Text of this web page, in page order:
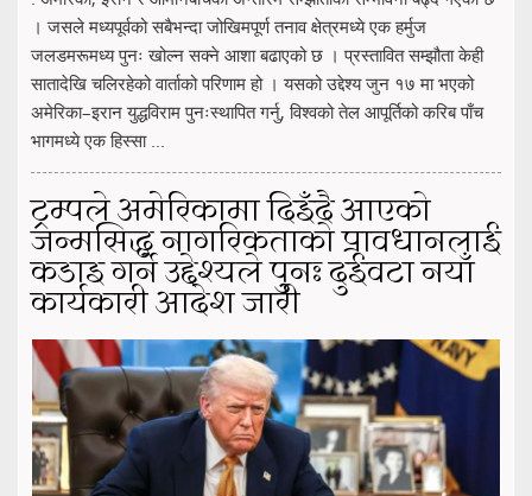
। जसले मध्यपूर्वको सबैभन्दा जोखिमपूर्ण तनाव क्षेत्रमध्ये एक हर्मुज
जलडमरूमध्य पुनः खोल्न सक्ने आशा बढाएको छ । प्रस्तावित सम्झौता केही
सातादेखि चलिरहेको वार्ताको परिणाम हो । यसको उद्देश्य जुन १७ मा भएको
अमेरिका–इरान युद्धविराम पुनःस्थापित गर्नु, विश्वको तेल आपूर्तिको करिब पाँच
भागमध्ये एक हिस्सा ...
ट्रम्पले अमेरिकामा दिइँदै आएको
जन्मसिद्ध नागरिकताको प्रावधानलाई
कडाइ गर्ने उद्देश्यले पुनः दुईवटा नयाँ
कार्यकारी आदेश जारी